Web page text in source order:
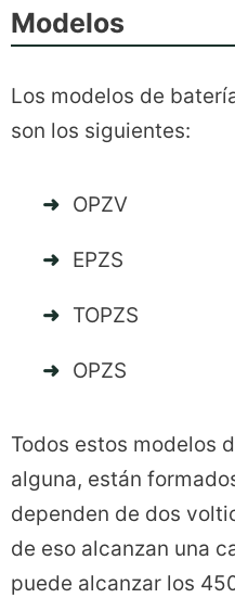
Modelos
Los modelos de
son los siguientes:
OPZV
EPZS
TOPZS
OPZS
Todos estos modelos
alguna, están
dependen de dos
de eso alcanzan una
puede alcanzar los